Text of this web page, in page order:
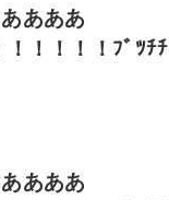
あああ
！！！！ﾌﾞﾂﾁﾁ
あああ